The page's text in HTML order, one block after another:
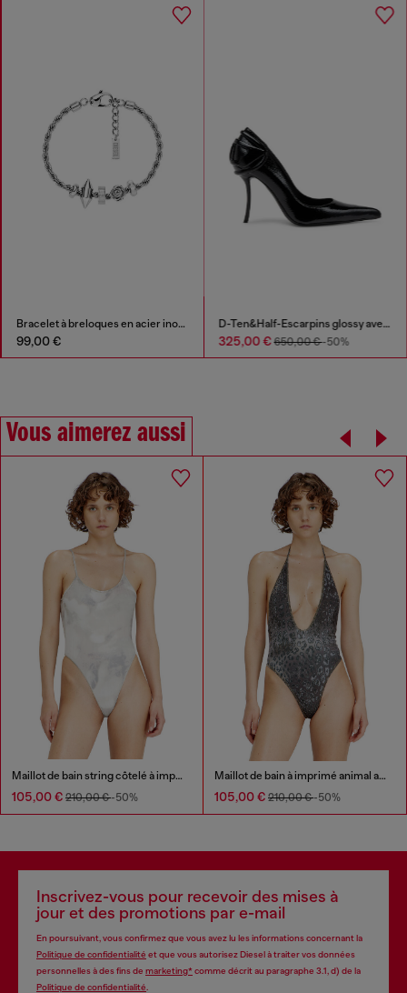
Bracelet à breloques en acier inoxydable
99,00 €
D-Ten&Half-Escarpins glossy avec talon incurvé
325,00 €650,00 €-50%
Vous aimerez aussi
Maillot de bain string côtelé à imprimé camouflage
105,00 € 210,00 €-50%
Maillot de bain à imprimé animal avec décolleté profond
105,00 € 210,00 €-50%
Inscrivez-vous pour recevoir des mises à
jour et des promotions par e-mail
En poursuivant, vous confirmez que vous avez lu les informations concernant la
Politique de confidentialité et que vous autorisez Diesel à traiter vos données
personnelles à des fins de marketing*comme décrit au paragraphe 3.1, d) de la
Politique de confidentialité